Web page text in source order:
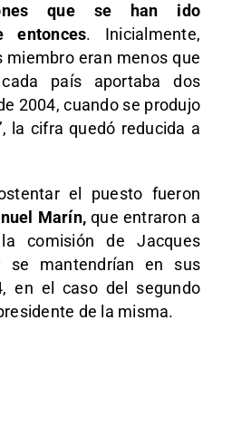
que se han ido
entonces. Inicialmente,
miembro eran menos que
país aportaba dos
2004, cuando se produjo
la cifra quedó reducida a
el puesto fueron
Marín, que entraron a
comisión de Jacques
se mantendrían en sus
en el caso del segundo
de la misma.